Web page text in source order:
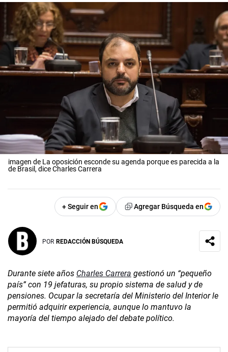
imagen de La oposición esconde su agenda porque es parecida a la
de Brasil, dice Charles Carrera
+ Seguir en Agregar Búsqueda en
POR REDACCIÓN BÚSQUEDA
Durante siete años Charles Carrera gestionó un “pequeño
país” con 19 jefaturas, su propio sistema de salud y de
pensiones. Ocupar la secretaría del Ministerio del Interior le
permitió adquirir experiencia, aunque lo mantuvo la
mayoría del tiempo alejado del debate político.